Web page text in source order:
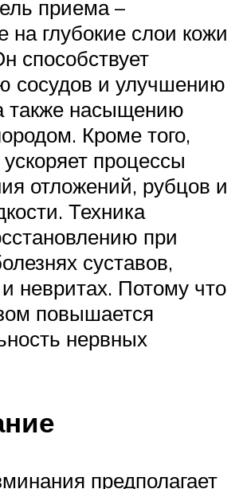
приема –
на глубокие слои кожи
способствует
сосудов и улучшению
также насыщению
Кроме того,
процессы
отложений, рубцов и
Техника
при
суставов,
невритах. Потому что
повышается
нервных
предполагает